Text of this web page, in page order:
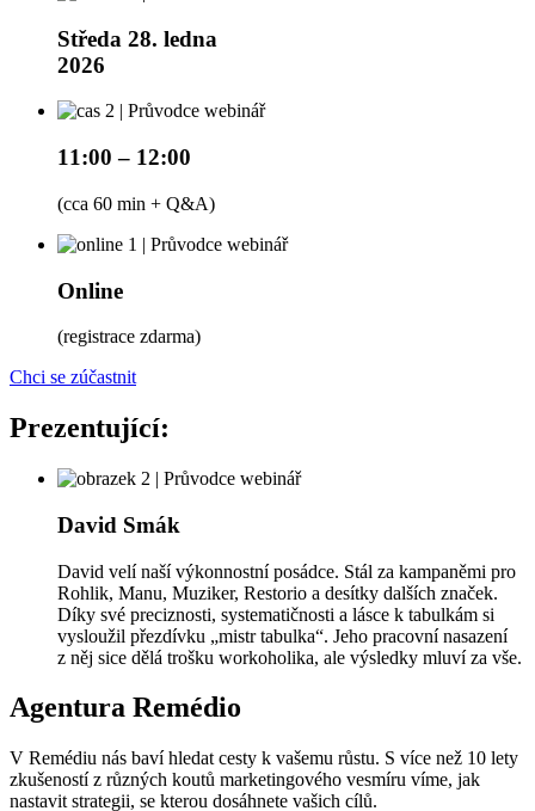
Středa 28. ledna
2026
11:00 – 12:00
(cca 60 min + Q&A)
Online
(registrace zdarma)
Chci se zúčastnit
Prezentující:
David Smák
David velí naší výkonnostní posádce. Stál za kampaněmi pro
Rohlik, Manu, Muziker, Restorio a desítky dalších značek.
Díky své preciznosti, systematičnosti a lásce k tabulkám si
vysloužil přezdívku „mistr tabulka“. Jeho pracovní nasazení
z něj sice dělá trošku workoholika, ale výsledky mluví za vše.
Agentura Remédio
V Remédiu nás baví hledat cesty k vašemu růstu. S více než 10 lety
zkušeností z různých koutů marketingového vesmíru víme, jak
nastavit strategii, se kterou dosáhnete vašich cílů.